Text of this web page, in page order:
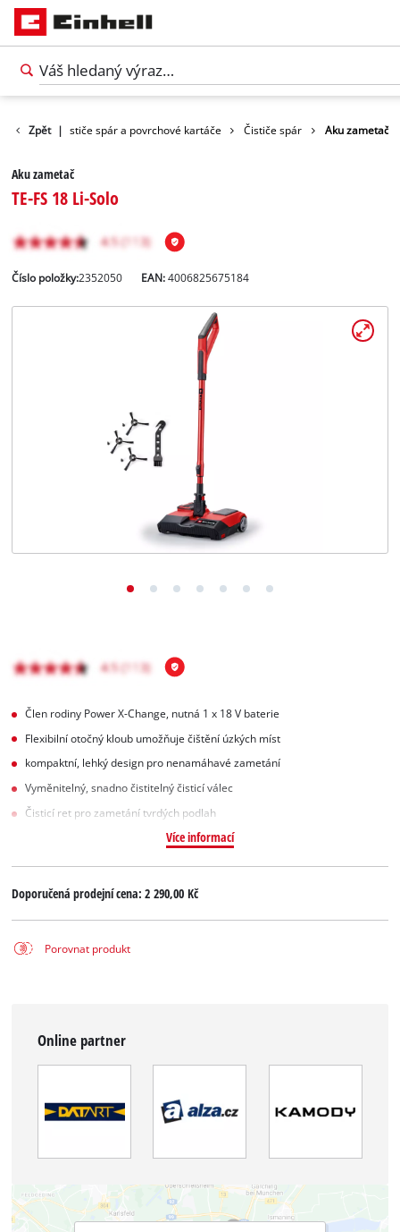
Zpět |Čističe spár a povrchové kartáče Čističe spár Aku zametač
Aku zametač
TE-FS 18 Li-Solo
Číslo položky:2352050 EAN:4006825675184
Člen rodiny Power X-Change, nutná 1 x 18 V baterie
Flexibilní otočný kloub umožňuje čištění úzkých míst
kompaktní, lehký design pro nenamáhavé zametání
Vyměnitelný, snadno čistitelný čisticí válec
Čisticí ret pro zametání tvrdých podlah
Více informací
Doporučená prodejní cena:2 290,00 Kč
Porovnat produkt
Online partner